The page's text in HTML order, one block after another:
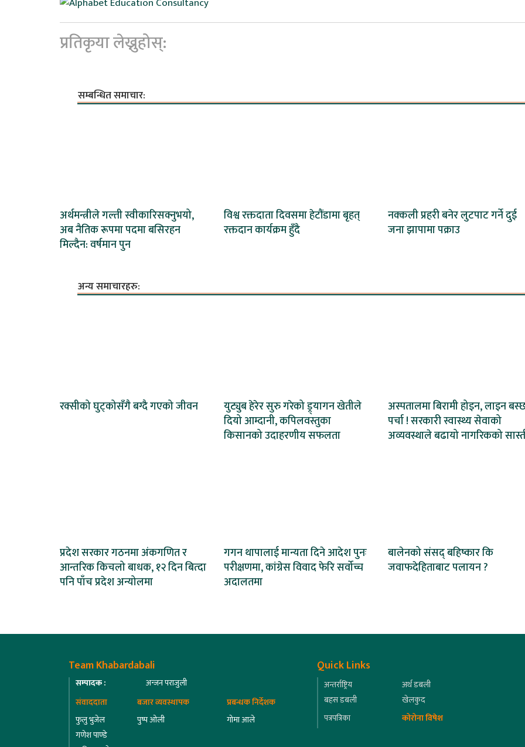
प्रतिकृया लेख्नुहोस्:
सम्बन्धित समाचार:
अर्थमन्त्रीले गल्ती स्वीकारिसक्नुभयो,
अब नैतिक रूपमा पदमा बसिरहन
मिल्दैन: वर्षमान पुन
विश्व रक्तदाता दिवसमा हेटौंडामा बृहत्
रक्तदान कार्यक्रम हुँदै
नक्कली प्रहरी बनेर लुटपाट गर्ने दुई
जना झापामा पक्राउ
अन्य समाचारहरु:
रक्सीको घुट्कोसँगै बग्दै गएको जीवन
युट्युब हेरेर सुरु गरेको ड्र्यागन खेतीले
दियो आम्दानी, कपिलवस्तुका
किसानको उदाहरणीय सफलता
अस्पतालमा बिरामी होइन, लाइन
पर्चा ! सरकारी स्वास्थ्य सेवाको
अव्यवस्थाले बढायो नागरिकको
प्रदेश सरकार गठनमा अंकगणित र
आन्तरिक किचलो बाधक, १२ दिन बित्दा
पनि पाँच प्रदेश अन्योलमा
गगन थापालाई मान्यता दिने आदेश पुनः
परीक्षणमा, कांग्रेस विवाद फेरि सर्वोच्च
अदालतमा
बालेनको संसद् बहिष्कार कि
जवाफदेहिताबाट पलायन ?
Team Khabardabali
सम्पादक :
अन्जन पराजुली
संवाददाता
फुलु भुजेल
गणेश पाण्डे
बजार व्यवस्थापक
पुष्प ओली
प्रबन्धक निर्देशक
गोमा आले
Quick Links
अन्तर्राष्ट्रिय
अर्थ डबली
बहस डबली
खेलकुद
पत्रपत्रिका
कोरोना विषेश